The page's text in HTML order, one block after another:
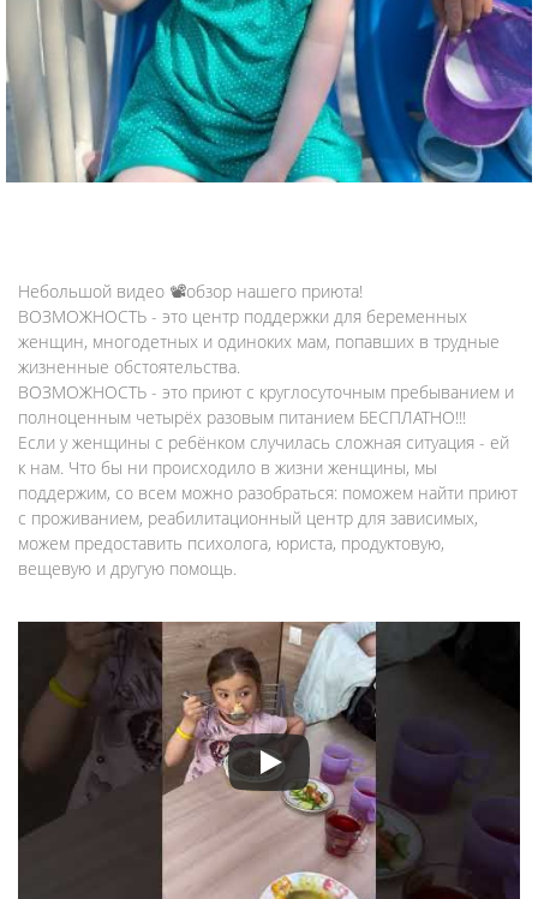
Небольшой видео 📽обзор нашего приюта!
ВОЗМОЖНОСТЬ - это центр поддержки для беременных
женщин, многодетных и одиноких мам, попавших в трудные
жизненные обстоятельства.
ВОЗМОЖНОСТЬ - это приют с круглосуточным пребыванием и
полноценным четырёх разовым питанием БЕСПЛАТНО!!!
Если у женщины с ребёнком случилась сложная ситуация - ей
к нам. Что бы ни происходило в жизни женщины, мы
поддержим, со всем можно разобраться: поможем найти приют
с проживанием, реабилитационный центр для зависимых,
можем предоставить психолога, юриста, продуктовую,
вещевую и другую помощь.